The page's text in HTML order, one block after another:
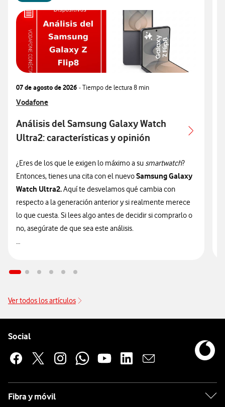
07 de agosto de 2026 - Tiempo de lectura8 min
Ver más articulos relacionados con
Vodafone
Análisis del Samsung Galaxy Watch
Ultra2: características y opinión
¿Eres de los que le exigen lo máximo a su smartwatch?
Entonces, tienes una cita con el nuevoSamsung Galaxy
Watch Ultra2.Aquí te desvelamos qué cambia con
respecto a la generación anterior y si realmente merece
lo que cuesta. Si lees algo antes de decidir si comprarlo o
no, asegúrate de que sea este análisis.
Ver todos los artículos
Social
Fibra y móvil